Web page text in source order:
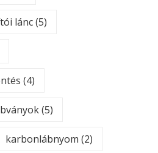
lánc(5)
(4)
(5)
karbonlábnyom (2)